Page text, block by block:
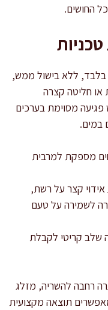
החושים.
בלבד, ללא בישול ממש,
או חליטה קצרה
מסוימת בערכים
רותחים מספקת למרבית
קצר על רשת,
לשמירה על טעם
שלב קריטי לקבלת
רחבה להשריה, מזלג
תוצאה מקצועית